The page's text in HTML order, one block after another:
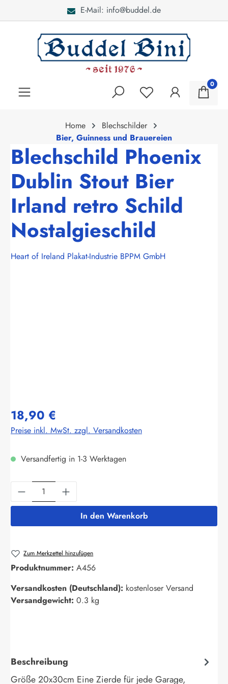
E-Mail: info@buddel.de
0
Home
Blechschilder
Bier, Guinness und Brauereien
Blechschild Phoenix
Dublin Stout Bier
Irland retro Schild
Nostalgieschild
Heart of Ireland Plakat-Industrie BPPM GmbH
18,90 €
Preise inkl. MwSt. zzgl. Versandkosten
Versandfertig in 1-3 Werktagen
Produkt Anzahl: Gib den gewünschten
In den Warenkorb
Zum Merkzettel hinzufügen
Produktnummer: A456
Versandkosten (Deutschland): kostenloser Versand
Versandgewicht: 0.3 kg
Beschreibung
Größe 20x30cm Eine Zierde für jede Garage,